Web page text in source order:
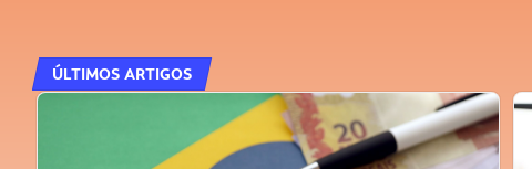
ÚLTIMOS ARTIGOS